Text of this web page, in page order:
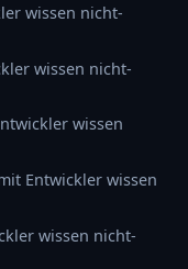
wissen nicht-
wissen nicht-
wissen
Entwickler wissen
wissen nicht-